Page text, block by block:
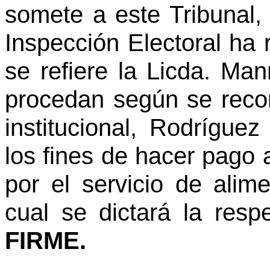
somete a este
Inspección Electoral ha
se refiere la Licda.
procedan según se
institucional,
los fines de hacer pago
por el servicio de
cual se dictará la
FIRME.